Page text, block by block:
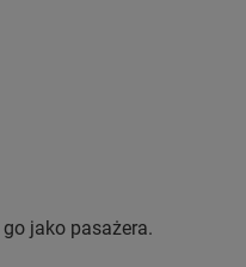
jako pasażera.